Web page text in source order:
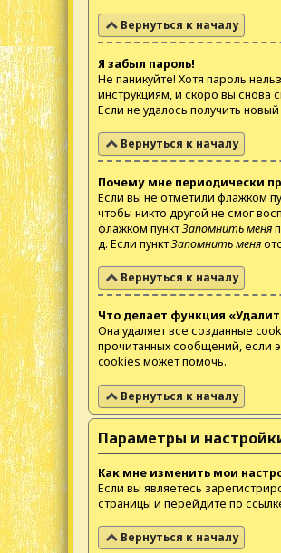
Вернуться к началу
Я забыл пароль!
Не паникуйте! Хотя пароль
инструкциям, и скоро вы
Если не удалось получить
Вернуться к началу
Почему мне периодически
Если вы не отметили флажком
чтобы никто другой не смог
флажком пунктЗапомнить меня
д. Если пунктЗапомнить меня
Вернуться к началу
Что делает функция
Она удаляет все созданные
прочитанных сообщений, если
cookies может помочь.
Вернуться к началу
Параметры и
Как мне изменить мои
Если вы являетесь
страницы и перейдите по
Вернуться к началу